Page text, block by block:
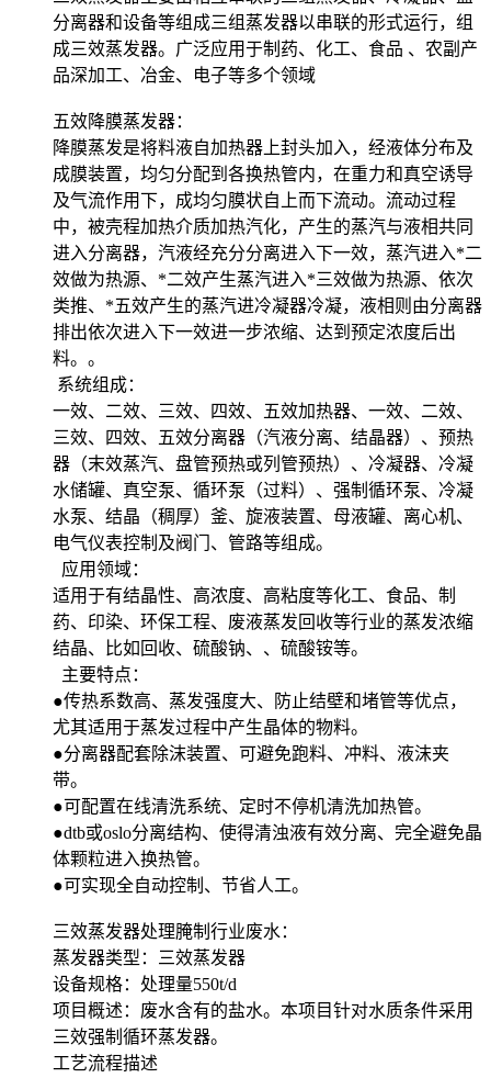
分离器和设备等组成三组蒸发器以串联的形式运行，组
成三效蒸发器。广泛应用于制药、化工、食品 、农副产
品深加工、冶金、电子等多个领域
五效降膜蒸发器：
降膜蒸发是将料液自加热器上封头加入，经液体分布及
成膜装置，均匀分配到各换热管内，在重力和真空诱导
及气流作用下，成均匀膜状自上而下流动。流动过程
中，被壳程加热介质加热汽化，产生的蒸汽与液相共同
进入分离器，汽液经充分分离进入下一效，蒸汽进入*二
效做为热源、*二效产生蒸汽进入*三效做为热源、依次
类推、*五效产生的蒸汽进冷凝器冷凝，液相则由分离器
排出依次进入下一效进一步浓缩、达到预定浓度后出
料。。
系统组成：
一效、二效、三效、四效、五效加热器、一效、二效、
三效、四效、五效分离器（汽液分离、结晶器）、预热
器（末效蒸汽、盘管预热或列管预热）、冷凝器、冷凝
水储罐、真空泵、循环泵（过料）、强制循环泵、冷凝
水泵、结晶（稠厚）釜、旋液装置、母液罐、离心机、
电气仪表控制及阀门、管路等组成。
应用领域：
适用于有结晶性、高浓度、高粘度等化工、食品、制
药、印染、环保工程、废液蒸发回收等行业的蒸发浓缩
结晶、比如回收、硫酸钠、、硫酸铵等。
主要特点：
●传热系数高、蒸发强度大、防止结壁和堵管等优点，
尤其适用于蒸发过程中产生晶体的物料。
●分离器配套除沫装置、可避免跑料、冲料、液沫夹
带。
●可配置在线清洗系统、定时不停机清洗加热管。
●dtb或oslo分离结构、使得清浊液有效分离、完全避免晶
体颗粒进入换热管。
●可实现全自动控制、节省人工。
三效蒸发器处理腌制行业废水：
蒸发器类型：三效蒸发器
设备规格：处理量550t/d
项目概述：废水含有的盐水。本项目针对水质条件采用
三效强制循环蒸发器。
工艺流程描述